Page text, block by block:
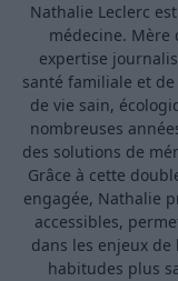
Nathalie Leclerc
médecine. Mère
expertise
santé familiale et
de vie sain,
nombreuses
des solutions de
Grâce à cette
engagée, Nathalie
accessibles,
dans les enjeux
habitudes plus